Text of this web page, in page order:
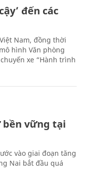
đến các
Nam, đồng thời
hình Văn phòng
xe “Hành trình
bền vững tại
vào giai đoạn tăng
Nai bắt đầu quá